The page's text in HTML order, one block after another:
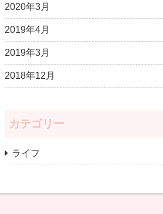
2020年3月
2019年4月
2019年3月
2018年12月
カテゴリー
ライフ